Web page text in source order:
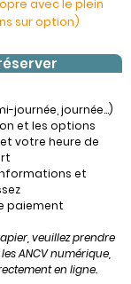
avec le plein
sur option)
journée, journée...)
et les options
votre heure de
et
paiement
veuillez prendre
ANCV numérique,
en ligne.